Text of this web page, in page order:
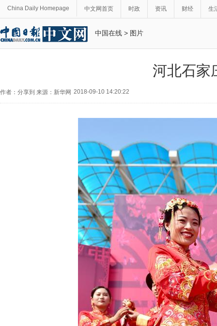
China Daily Homepage 中文网首页 时政 资讯 财经 生
中国在线 > 图片
河北石家
作者：分享到 来源：新华网 2018-09-10 14:20:22